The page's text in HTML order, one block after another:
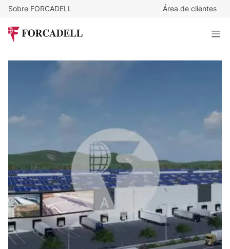
Sobre FORCADELL Área de clientes
Nave logística en alquiler de 115.000 m² - Cabanillas del
Campo, Guadalajara.